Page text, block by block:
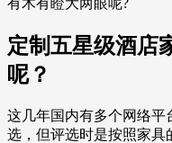
有木有瞪大两眼呢?
定制五星级酒店
呢？
这几年国内有多个网络平
选，但评选时是按照家具